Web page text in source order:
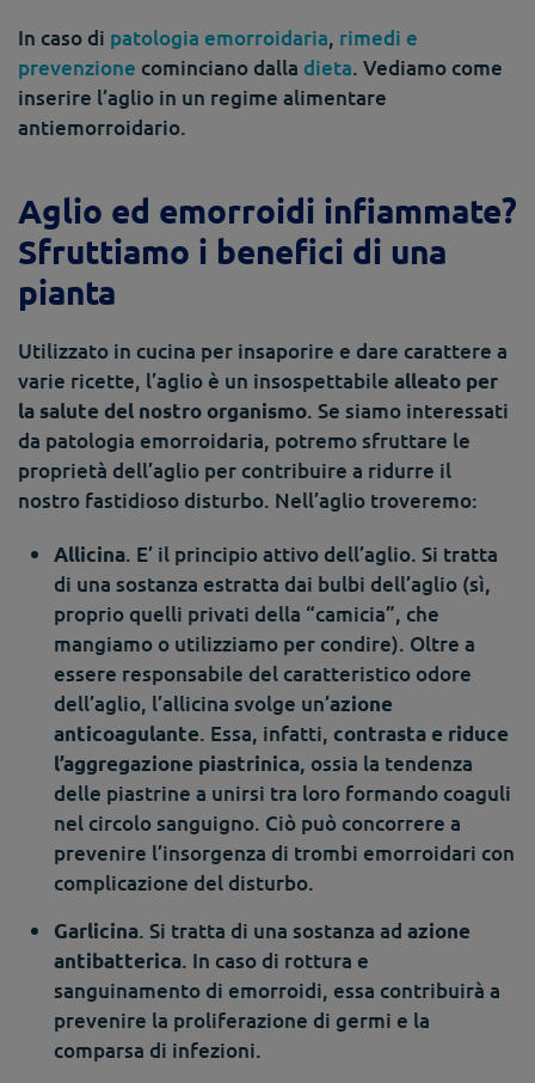
In caso di patologia emorroidaria, rimedi e
prevenzione cominciano dalla dieta. Vediamo come
inserire l’aglio in un regime alimentare
antiemorroidario.
Aglio ed emorroidi infiammate?
Sfruttiamo i benefici di una
pianta
Utilizzato in cucina per insaporire e dare carattere a
varie ricette, l’aglio è un insospettabile alleato per
la salute del nostro organismo. Se siamo interessati
da patologia emorroidaria, potremo sfruttare le
proprietà dell’aglio per contribuire a ridurre il
nostro fastidioso disturbo. Nell’aglio troveremo:
Allicina. E’ il principio attivo dell’aglio. Si tratta
di una sostanza estratta dai bulbi dell’aglio (sì,
proprio quelli privati della “camicia”, che
mangiamo o utilizziamo per condire). Oltre a
essere responsabile del caratteristico odore
dell’aglio, l’allicina svolge un’azione
anticoagulante. Essa, infatti, contrasta e riduce
l’aggregazione piastrinica, ossia la tendenza
delle piastrine a unirsi tra loro formando coaguli
nel circolo sanguigno. Ciò può concorrere a
prevenire l’insorgenza di trombi emorroidari con
complicazione del disturbo.
Garlicina. Si tratta di una sostanza ad azione
antibatterica. In caso di rottura e
sanguinamento di emorroidi, essa contribuirà a
prevenire la proliferazione di germi e la
comparsa di infezioni.